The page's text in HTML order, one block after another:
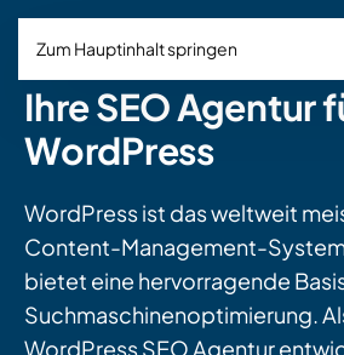
Zum Hauptinhalt springen
Ihre SEO Agentur
WordPress
WordPress ist das weltweit
Content-Management-System
bietet eine hervorragende
Suchmaschinenoptimierung.
WordPress SEO Agentur